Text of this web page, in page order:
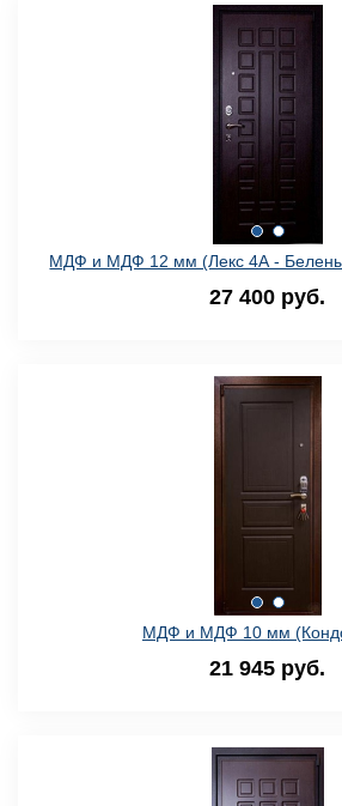
МДФ и МДФ 12 мм (Лекс 4А -
27 400 руб.
МДФ и МДФ 10 мм
21 945 руб.